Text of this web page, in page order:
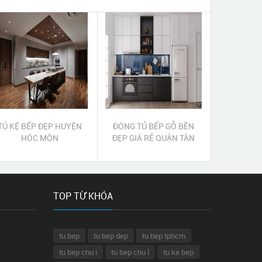
KỆ BẾP ĐẸP HUYỆN
HÓC MÔN
ĐÓNG TỦ BẾP GỖ BỀN
ĐẸP GIÁ RẺ QUẬN TÂN
TOP TỪ KHÓA
tu bep tu bep dep
tu bep tphcm
tu bep chu i
tu bep chu l tu ke bep